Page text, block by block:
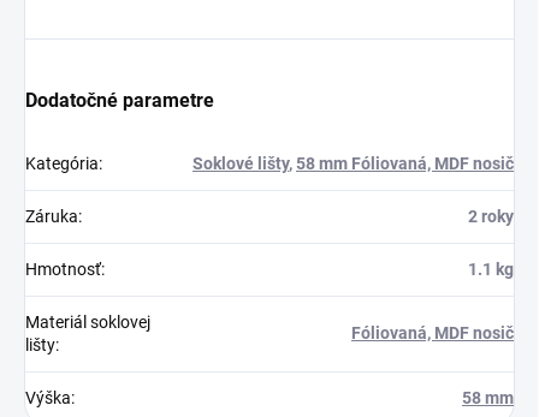
Dodatočné parametre
Kategória: Soklové lišty,58 mm Fóliovaná, MDF nosič
Záruka: 2 roky
Hmotnosť: 1.1 kg
Materiál soklovej
lišty:
Fóliovaná, MDF nosič
Výška: 58 mm